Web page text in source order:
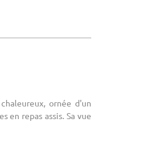
ornée d'un
en repas assis. Sa vue